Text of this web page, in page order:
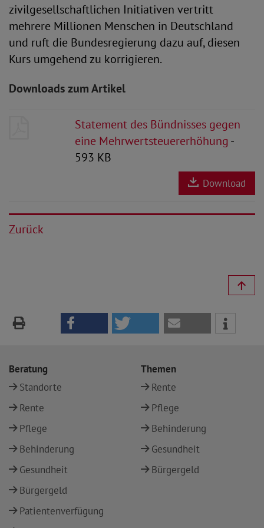
zivilgesellschaftlichen Initiativen vertritt
mehrere Millionen Menschen in Deutschland
und ruft die Bundesregierung dazu auf, diesen
Kurs umgehend zu korrigieren.
Downloads zum Artikel
Statement des Bündnisses gegen
eine Mehrwertsteuererhöhung-
593 KB
Download
Zurück
Beratung
Standorte
Rente
Pflege
Behinderung
Gesundheit
Bürgergeld
Patientenverfügung
Themen
Rente
Pflege
Behinderung
Gesundheit
Bürgergeld